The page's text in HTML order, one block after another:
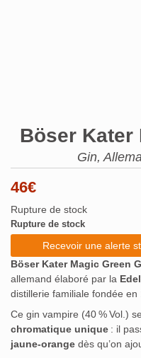
Böser Kater
Gin,
46€
Rupture de stock
Rupture de stock
Recevoir une alerte
Böser Kater Magic Green
allemand élaboré par la
distillerie familiale fondée en
Ce gin vampire (40 % Vol.)
chromatique unique : il
jaune‑orange dès qu’on